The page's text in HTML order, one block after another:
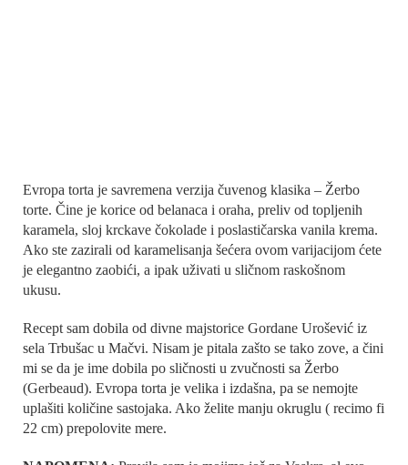
Evropa torta je savremena verzija čuvenog klasika – Žerbo
torte. Čine je korice od belanaca i oraha, preliv od topljenih
karamela, sloj krckave čokolade i poslastičarska vanila krema.
Ako ste zazirali od karamelisanja šećera ovom varijacijom ćete
je elegantno zaobići, a ipak uživati u sličnom raskošnom
ukusu.
Recept sam dobila od divne majstorice Gordane Urošević iz
sela Trbušac u Mačvi. Nisam je pitala zašto se tako zove, a čini
mi se da je ime dobila po sličnosti u zvučnosti sa Žerbo
(Gerbeaud). Evropa torta je velika i izdašna, pa se nemojte
uplašiti količine sastojaka. Ako želite manju okruglu ( recimo fi
22 cm) prepolovite mere.